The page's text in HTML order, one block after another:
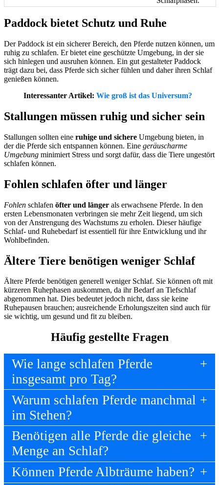
Paddock bietet Schutz und Ruhe
Der Paddock ist ein sicherer Bereich, den Pferde nutzen können, um
ruhig zu schlafen. Er bietet eine geschützte Umgebung, in der sie
sich hinlegen und ausruhen können. Ein gut gestalteter Paddock
trägt dazu bei, dass Pferde sich sicher fühlen und daher ihren Schlaf
genießen können.
Interessanter Artikel: Wie groß ist das Universum?
Stallungen müssen ruhig und sicher sein
Stallungen sollten eine ruhige und sichere Umgebung bieten, in
der die Pferde sich entspannen können. Eine geräuscharme
Umgebung minimiert Stress und sorgt dafür, dass die Tiere ungestört
schlafen können.
Fohlen schlafen öfter und länger
Fohlen schlafen öfter und länger als erwachsene Pferde. In den
ersten Lebensmonaten verbringen sie mehr Zeit liegend, um sich
von der Anstrengung des Wachstums zu erholen. Dieser häufige
Schlaf- und Ruhebedarf ist essentiell für ihre Entwicklung und ihr
Wohlbefinden.
Ältere Tiere benötigen weniger Schlaf
Ältere Pferde benötigen generell weniger Schlaf. Sie können oft mit
kürzeren Ruhephasen auskommen, da ihr Bedarf an Tiefschlaf
abgenommen hat. Dies bedeutet jedoch nicht, dass sie keine
Ruhepausen brauchen; ausreichende Erholungszeiten sind auch für
sie wichtig, um gesund und fit zu bleiben.
Häufig gestellte Fragen
Wie lange schlafen Pferde
insgesamt pro Tag?
Warum schlafen Pferde manchmal
im Stehen?
Benötigen alle Pferde die gleiche
Menge an Schlaf?
Können Pferde Albträume haben?